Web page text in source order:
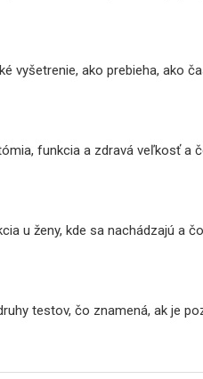
vyšetrenie, ako prebieha, ako
funkcia a zdravá veľkosť a
u ženy, kde sa nachádzajú a
testov, čo znamená, ak je